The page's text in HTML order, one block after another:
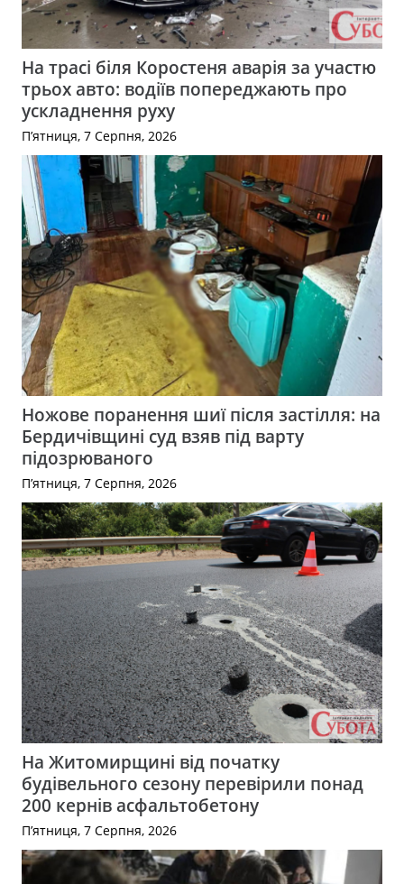
На трасі біля Коростеня аварія за участю
трьох авто: водіїв попереджають про
ускладнення руху
П’ятниця, 7 Серпня, 2026
Ножове поранення шиї після застілля: на
Бердичівщині суд взяв під варту
підозрюваного
П’ятниця, 7 Серпня, 2026
На Житомирщині від початку
будівельного сезону перевірили понад
200 кернів асфальтобетону
П’ятниця, 7 Серпня, 2026